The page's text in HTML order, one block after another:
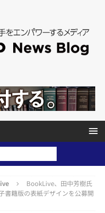
BookLive、田中芳樹氏
書籍版の表紙デザインを公募開